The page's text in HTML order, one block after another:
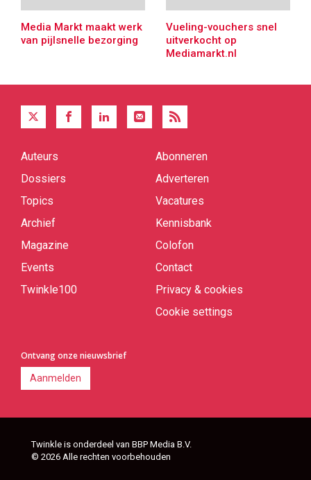
Media Markt maakt werk
van pijlsnelle bezorging
Vueling-vouchers snel
uitverkocht op
Mediamarkt.nl
Quick
Auteurs
Dossiers
Topics
Archief
Magazine
Events
Twinkle100
Abonneren
Adverteren
Vacatures
Kennisbank
Colofon
Contact
Privacy & cookies
Cookie settings
Ontvang onze nieuwsbrief
Aanmelden
Twinkle is onderdeel van BBP Media B.V.
© 2026 Alle rechten voorbehouden